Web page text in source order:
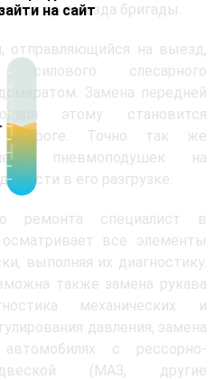
на сайт
до выезда бригады.
отправляющийся на выезд,
силового слесарного
Замена передней
этому становится
дороге. Точно так же
пневмоподушек на
в его разгрузке.
ремонта специалист в
все элементы
выполняя их диагностику.
также замена рукава
механических и
давления, замена
с рессорно-
(МАЗ, другие